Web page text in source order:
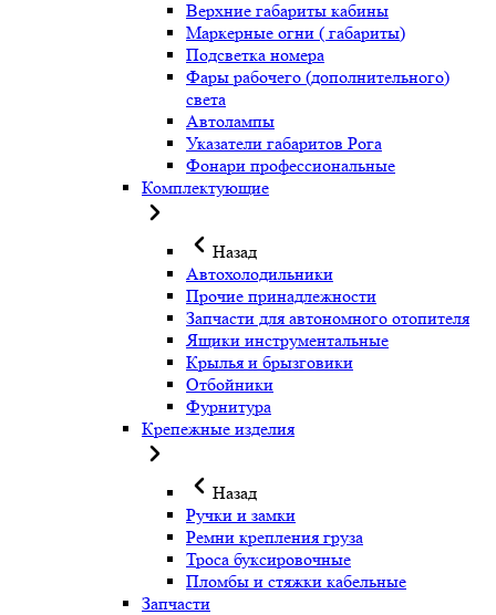
Верхние габариты кабины
Маркерные огни ( габариты)
Подсветка номера
Фары рабочего (дополнительного)
света
Автолампы
Указатели габаритов Рога
Фонари профессиональные
Комплектующие
Назад
Автохолодильники
Прочие принадлежности
Запчасти для автономного отопителя
Ящики инструментальные
Крылья и брызговики
Отбойники
Фурнитура
Крепежные изделия
Назад
Ручки и замки
Ремни крепления груза
Троса буксировочные
Пломбы и стяжки кабельные
Запчасти